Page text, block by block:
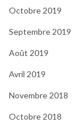
Octobre 2019
Septembre 2019
Août 2019
Avril 2019
Novembre 2018
Octobre 2018